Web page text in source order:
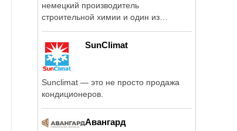
немецкий производитель
строительной химии и один из
SunClimat
Sunclimat — это не просто продажа
кондиционеров.
Авангард